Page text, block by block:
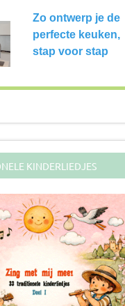
Zo ontwerp je de
perfecte keuken,
stap voor stap
KINDERLIEDJES